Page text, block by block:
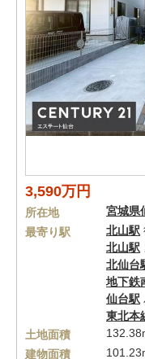
3,590万円
所在地 宮城県
最寄り駅
北山駅
北山駅
北仙台
地下鉄
仙台駅
東北本
土地面積
建物面積